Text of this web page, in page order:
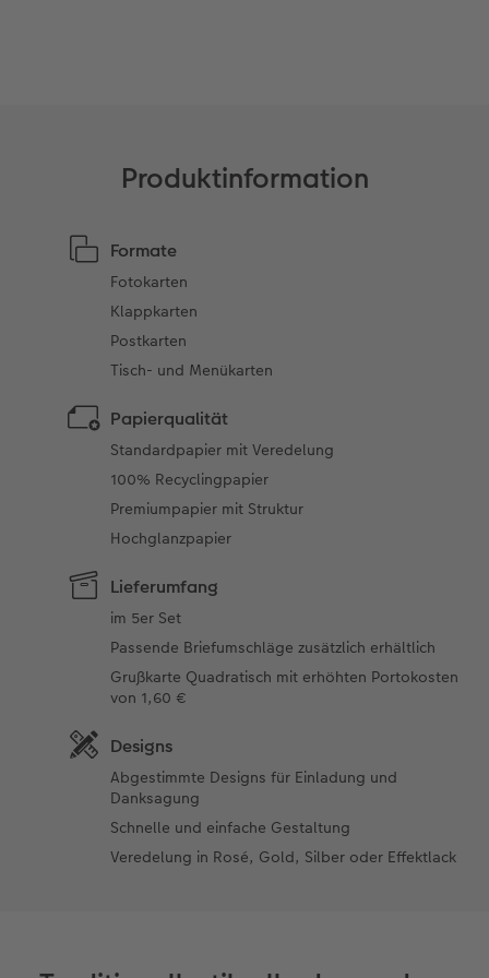
Produktinformation
Formate
Fotokarten
Klappkarten
Postkarten
Tisch- und Menükarten
Papierqualität
Standardpapier mit Veredelung
100% Recyclingpapier
Premiumpapier mit Struktur
Hochglanzpapier
Lieferumfang
im 5er Set
Passende Briefumschläge zusätzlich erhältlich
Grußkarte Quadratisch mit erhöhten Portokosten
von 1,60 €
Designs
Abgestimmte Designs für Einladung und
Danksagung
Schnelle und einfache Gestaltung
Veredelung in Rosé, Gold, Silber oder Effektlack